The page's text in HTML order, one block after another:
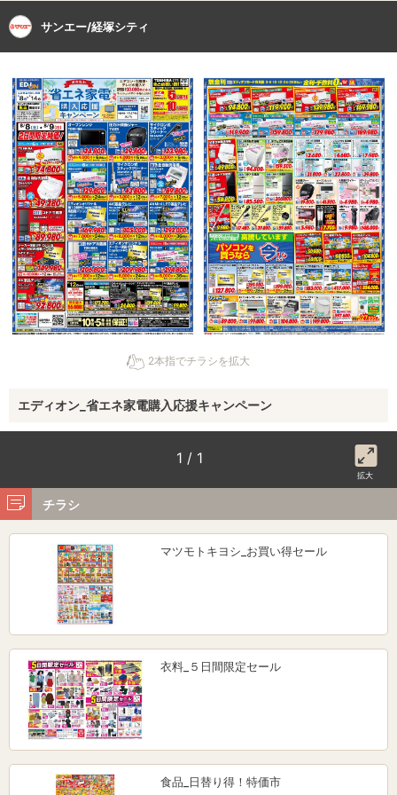
サンエー/経塚シティ
2本指でチラシを拡大
エディオン_省エネ家電購入応援キャンペーン
1 / 1
拡大
チラシ
マツモトキヨシ_お買い得セール
衣料_５日間限定セール
食品_日替り得！特価市